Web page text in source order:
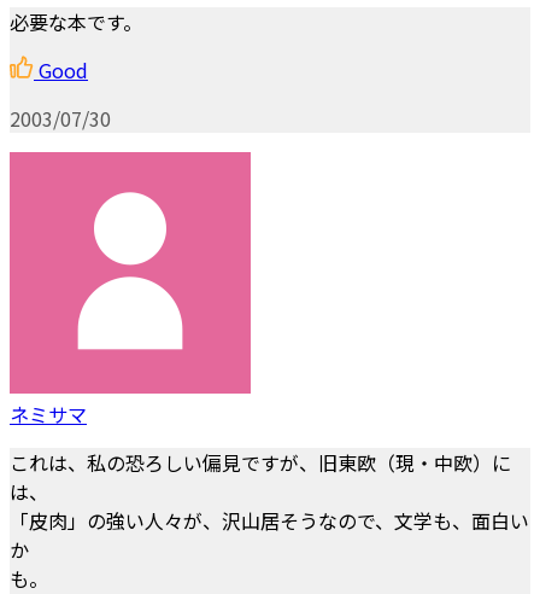
必要な本です。
Good
2003/07/30
ネミサマ
これは、私の恐ろしい偏見ですが、旧東欧（現・中欧）に
は、
「皮肉」の強い人々が、沢山居そうなので、文学も、面白い
か
も。